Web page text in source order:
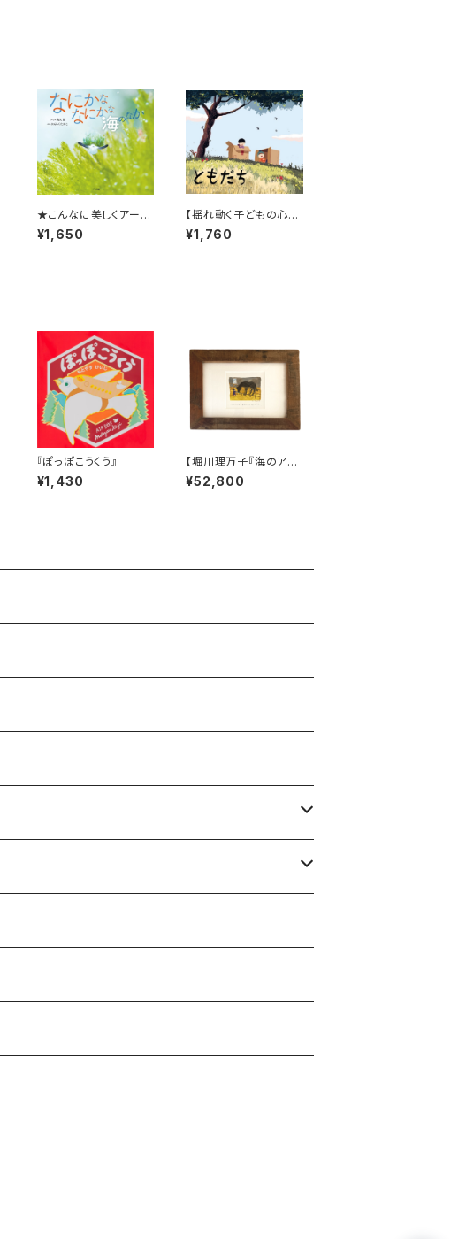
★こんなに美しくアート
性の高い海の写真絵本
は見たことない！★『な
¥1,650
【揺れ動く子どもの心情
に同感！】『ともだち』
¥1,760
『ぽっぽこうくう』
¥1,430
【堀川理万子『海のアト
リエ』原画展記念】描き
下ろし原画「こどものと
¥52,800